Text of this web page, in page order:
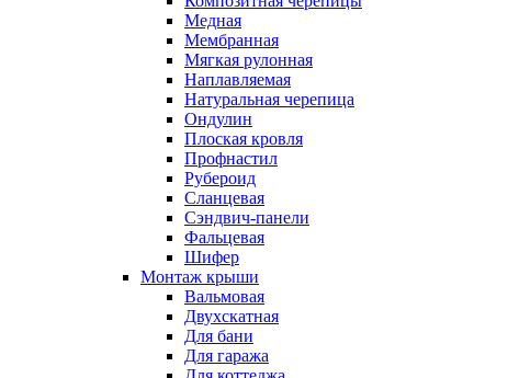
Медная
Мембранная
Мягкая рулонная
Наплавляемая
Натуральная черепица
Ондулин
Плоская кровля
Профнастил
Рубероид
Сланцевая
Сэндвич-панели
Фальцевая
Шифер
Монтаж крыши
Вальмовая
Двухскатная
Для бани
Для гаража